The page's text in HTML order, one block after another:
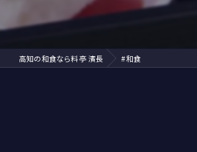
高知の和食なら料亭 濱長 #和食